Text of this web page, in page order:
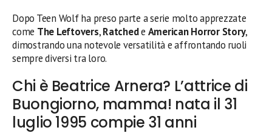
Dopo Teen Wolf ha preso parte a serie molto apprezzate
come The Leftovers,Ratchede American Horror Story,
dimostrando una notevole versatilità e affrontando ruoli
sempre diversi tra loro.
Chi è Beatrice Arnera? L’attrice di
Buongiorno, mamma! nata il 31
luglio 1995 compie 31 anni